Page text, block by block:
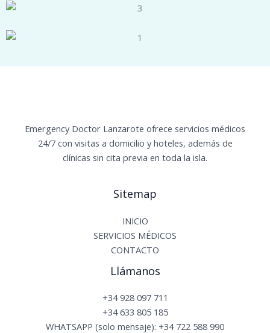
Emergency Doctor Lanzarote ofrece servicios médicos
24/7 con visitas a domicilio y hoteles, además de
clínicas sin cita previa en toda la isla.
Sitemap
INICIO
SERVICIOS MÉDICOS
CONTACTO
Llámanos
+34 928 097 711
+34 633 805 185
WHATSAPP (solo mensaje): +34 722 588 990